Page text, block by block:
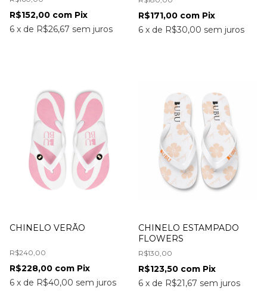
6 x de R$26,67 sem juros
R$152,00 com Pix
6 x de R$30,00 sem juros
R$171,00 com Pix
CHINELO VERÃO
R$240,00
6 x de R$40,00 sem juros
R$228,00 com Pix
CHINELO ESTAMPADO
FLOWERS
R$130,00
6 x de R$21,67 sem juros
R$123,50 com Pix